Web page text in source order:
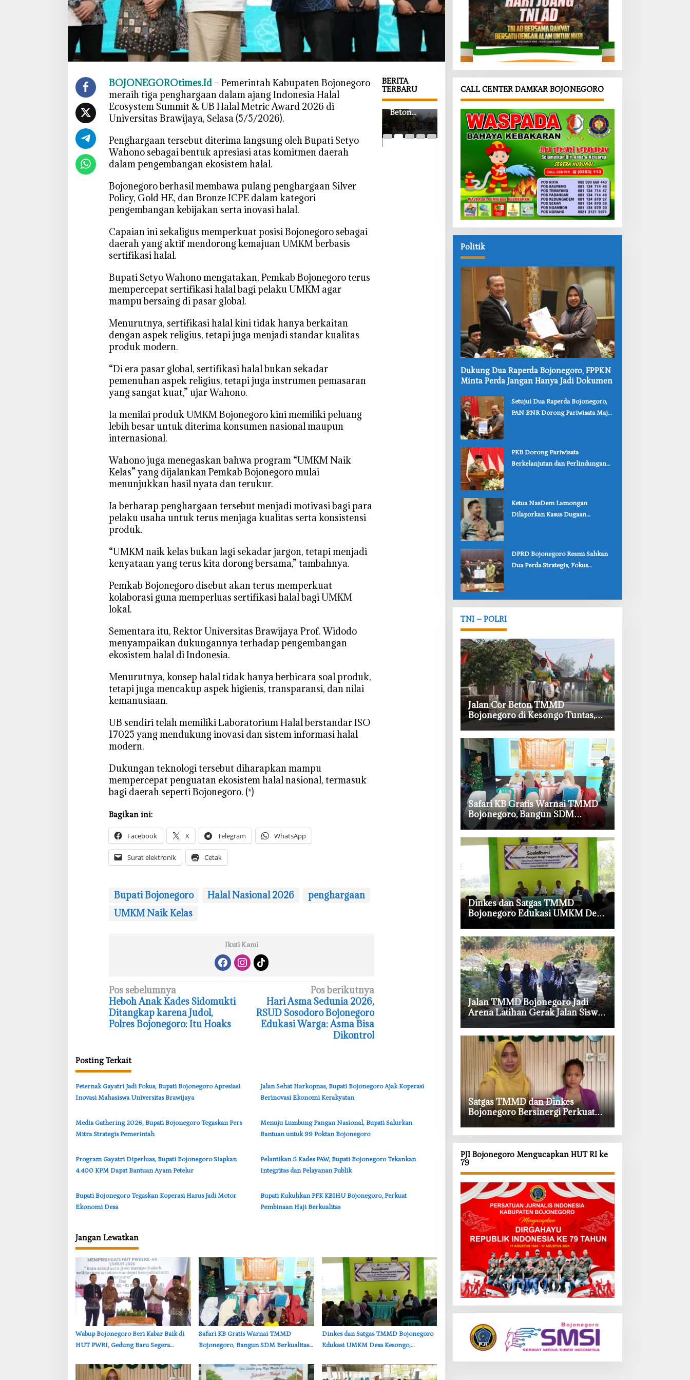
n
g
3
P
e
g
h
a
r
g
a
n
H
l
a
l
a
s
i
n
a
l
0
2
6
U
M
K
N
a
i
K
e
l
s
BOJONEGOROtimes.Id– Pemerintah Kabupaten Bojonegoro
meraih tiga penghargaan dalam ajang Indonesia Halal
Ecosystem Summit & UB Halal Metric Award 2026 di
Universitas Brawijaya, Selasa (5/5/2026).
‎Penghargaan tersebut diterima langsung oleh Bupati Setyo
Wahono sebagai bentuk apresiasi atas komitmen daerah
dalam pengembangan ekosistem halal.
‎Bojonegoro berhasil membawa pulang penghargaan Silver
Policy, Gold HE, dan Bronze ICPE dalam kategori
pengembangan kebijakan serta inovasi halal.
‎Capaian ini sekaligus memperkuat posisi Bojonegoro sebagai
daerah yang aktif mendorong kemajuan UMKM berbasis
sertifikasi halal.
‎Bupati Setyo Wahono mengatakan, Pemkab Bojonegoro terus
mempercepat sertifikasi halal bagi pelaku UMKM agar
mampu bersaing di pasar global.
‎Menurutnya, sertifikasi halal kini tidak hanya berkaitan
dengan aspek religius, tetapi juga menjadi standar kualitas
produk modern.
‎“Di era pasar global, sertifikasi halal bukan sekadar
pemenuhan aspek religius, tetapi juga instrumen pemasaran
yang sangat kuat,” ujar Wahono.
‎Ia menilai produk UMKM Bojonegoro kini memiliki peluang
lebih besar untuk diterima konsumen nasional maupun
internasional.
‎Wahono juga menegaskan bahwa program “UMKM Naik
Kelas” yang dijalankan Pemkab Bojonegoro mulai
menunjukkan hasil nyata dan terukur.
‎Ia berharap penghargaan tersebut menjadi motivasi bagi para
pelaku usaha untuk terus menjaga kualitas serta konsistensi
produk.
‎“UMKM naik kelas bukan lagi sekadar jargon, tetapi menjadi
kenyataan yang terus kita dorong bersama,” tambahnya.
‎Pemkab Bojonegoro disebut akan terus memperkuat
kolaborasi guna memperluas sertifikasi halal bagi UMKM
lokal.
‎Sementara itu, Rektor Universitas Brawijaya Prof. Widodo
menyampaikan dukungannya terhadap pengembangan
ekosistem halal di Indonesia.
‎Menurutnya, konsep halal tidak hanya berbicara soal produk,
tetapi juga mencakup aspek higienis, transparansi, dan nilai
kemanusiaan.
‎UB sendiri telah memiliki Laboratorium Halal berstandar ISO
17025 yang mendukung inovasi dan sistem informasi halal
modern.
Dukungan teknologi tersebut diharapkan mampu
mempercepat penguatan ekosistem halal nasional, termasuk
bagi daerah seperti Bojonegoro. (*)
Bagikan ini:
Facebook X Telegram WhatsApp
Surat elektronik Cetak
Bupati Bojonegoro Halal Nasional 2026
penghargaan
UMKM Naik Kelas
Ikuti Kami
N
a
v
a
i
o
s
Pos sebelumnya
‎Heboh Anak Kades Sidomukti
Ditangkap karena Judol,
Polres Bojonegoro: Itu Hoaks
Pos berikutnya
‎Hari Asma Sedunia 2026,
RSUD Sosodoro Bojonegoro
Edukasi Warga: Asma Bisa
Dikontrol
BERITA
TERBARU
‎Wabup
Kabar Baik
di HUT
Baru
Segera
‎Jalan Cor
Beton
TMMD
Bojonegor
‎Safari KB
Gratis
Warnai
TMMD
Berkualita
s dari
Keluarga
‎Dinkes
dan
Satgas
TMMD
Bojonegor
o Edukasi
UMKM
Desa
Kesongo,
Waspadai
Boraks
dan
Formalin
‎Jalan
TMMD
Bojonegor
o Jadi
Arena
Latihan
Gerak
Jalan
Siswa SDN
Kesongo II
Posting Terkait
‎Peternak Gayatri Jadi Fokus, Bupati Bojonegoro Apresiasi
Inovasi Mahasiswa Universitas Brawijaya
‎Jalan Sehat Harkopnas, Bupati Bojonegoro Ajak Koperasi
Berinovasi Ekonomi Kerakyatan
‎Media Gathering 2026, Bupati Bojonegoro Tegaskan Pers
Mitra Strategis Pemerintah
‎Menuju Lumbung Pangan Nasional, Bupati Salurkan
Bantuan untuk 99 Poktan Bojonegoro
‎Program Gayatri Diperluas, Bupati Bojonegoro Siapkan
4.400 KPM Dapat Bantuan Ayam Petelur
‎Pelantikan 5 Kades PAW, Bupati Bojonegoro Tekankan
Integritas dan Pelayanan Publik
‎Bupati Bojonegoro Tegaskan Koperasi Harus Jadi Motor
Ekonomi Desa
‎Bupati Kukuhkan PFK KBIHU Bojonegoro, Perkuat
Pembinaan Haji Berkualitas
Jangan Lewatkan
‎Wabup Bojonegoro Beri Kabar Baik di
HUT PWRI, Gedung Baru Segera
‎Safari KB Gratis Warnai TMMD
Bojonegoro, Bangun SDM Berkualitas
‎Dinkes dan Satgas TMMD Bojonegoro
Edukasi UMKM Desa Kesongo,
CALL CENTER DAMKAR BOJONEGORO
Politik
‎Dukung Dua Raperda Bojonegoro, FPPKN
Minta Perda Jangan Hanya Jadi Dokumen
‎Setujui Dua Raperda Bojonegoro,
PAN BNR Dorong Pariwisata Maju
‎PKB Dorong Pariwisata
Berkelanjutan dan Perlindungan
‎Ketua NasDem Lamongan
Dilaporkan Kasus Dugaan
‎DPRD Bojonegoro Resmi Sahkan
Dua Perda Strategis, Fokus
TNI – POLRI
‎Jalan Cor Beton TMMD
Bojonegoro di Kesongo Tuntas,
Petani dan Pelajar Kini Lebih
Mudah Beraktivitas
‎Safari KB Gratis Warnai TMMD
Bojonegoro, Bangun SDM
Berkualitas dari Keluarga
‎Dinkes dan Satgas TMMD
Bojonegoro Edukasi UMKM Desa
Kesongo, Waspadai Boraks dan
Formalin
‎Jalan TMMD Bojonegoro Jadi
Arena Latihan Gerak Jalan Siswa
SDN Kesongo II
‎Satgas TMMD dan Dinkes
Bojonegoro Bersinergi Perkuat
Gizi Balita di Kesongo
PJI Bojonegoro Mengucapkan HUT RI ke
79